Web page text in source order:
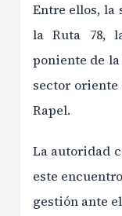
Entre ellos, la
la Ruta 78,
poniente de
sector
Rapel.
La autoridad
este
gestión ante